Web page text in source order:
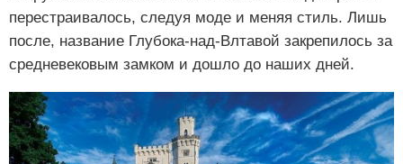
перестраивалось, следуя моде и меняя стиль. Лишь
после, название Глубока-над-Влтавой закрепилось за
средневековым замком и дошло до наших дней.